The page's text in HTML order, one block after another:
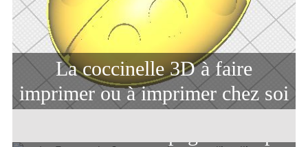
La coccinelle 3D à faire
imprimer ou à imprimer chez soi